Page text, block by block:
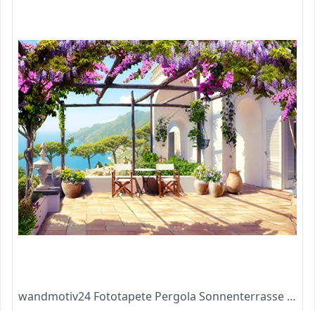
wandmotiv24 Fototapete Pergola Sonnenterrasse , XL 350 x 245 cm - 7 Teile, Wanddeko, Wandbild, Wandtapete, Vlies-Tapeten, Villa, Finca, Mediterran M1083